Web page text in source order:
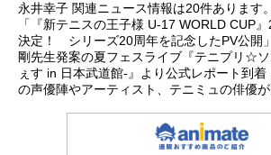
永井幸子 関連ニュース情報は20件あります
「『新テニスの王子様 U-17 WORLD CUP
決定！ シリーズ20周年を記念したPV公開
剛先生発案の夏フェスライブ『テニプリ☆
ぇす in 日本武道館-』より公式レポート到
の声優陣やアーティスト、テニミュの俳優が